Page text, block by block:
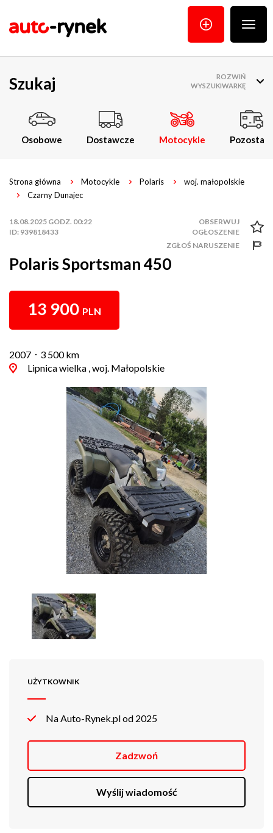
menu
Szukaj
Osobowe Dostawcze Motocykle Pozostałe
ROZWIŃ
WYSZUKIWARKĘ
Strona główna Motocykle Polaris
woj. małopolskie
Czarny Dunajec
18.08.2025 GODZ. 00:22
ID: 939818433
ZGŁOŚ NARUSZENIE
Polaris Sportsman 450
13 900 PLN
2007
3 500 km
Lipnica wielka , woj. Małopolskie
UŻYTKOWNIK
Na Auto-Rynek.pl od 2025
Zadzwoń
Wyślij wiadomość